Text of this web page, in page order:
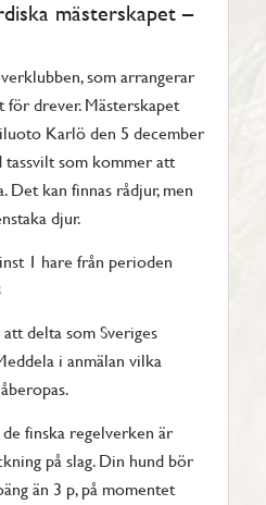
mästerskapet –
som arrangerar
drever. Mästerskapet
Karlö den 5 december
som kommer att
Det kan finnas rådjur, men
djur.
1 hare från perioden
delta som Sveriges
i anmälan vilka
finska regelverken är
på slag. Din hund bör
än 3 p, på momentet